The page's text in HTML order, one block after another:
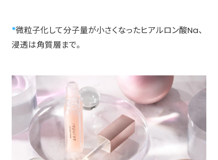
*微粒子化して分子量が小さくなったヒアルロン酸Na、
浸透は角質層まで。